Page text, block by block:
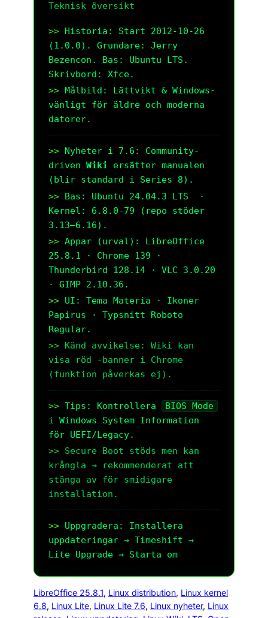
Teknisk översikt
Historia: Start 2012-10-26
(1.0.0). Grundare: Jerry
Bezencon. Bas: Ubuntu LTS.
Skrivbord: Xfce.
Målbild: Lättvikt & Windows-
vänligt för äldre och moderna
datorer.
Nyheter i 7.6: Community-
driven Wiki ersätter manualen
(blir standard i Series 8).
Bas: Ubuntu 24.04.3 LTS  ·
Kernel: 6.8.0-79 (repo stöder
3.13–6.16).
Appar (urval): LibreOffice
25.8.1 · Chrome 139 ·
Thunderbird 128.14 · VLC 3.0.20
· GIMP 2.10.36.
UI: Tema Materia · Ikoner
Papirus · Typsnitt Roboto
Regular.
Känd avvikelse: Wiki kan
visa röd -banner i Chrome
(funktion påverkas ej).
Tips: Kontrollera
BIOS Mode
i Windows System Information
för UEFI/Legacy.
Secure Boot stöds men kan
krångla → rekommenderat att
stänga av för smidigare
installation.
Uppgradera: Installera
uppdateringar → Timeshift →
Lite Upgrade → Starta om
LibreOffice 25.8.1, Linux distribution, Linux kernel
6.8, Linux Lite, Linux Lite 7.6, Linux nyheter, Linux